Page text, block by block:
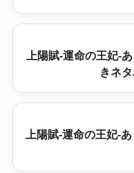
上陽賦-運命の王妃-
きネ
上陽賦-運命の王妃-